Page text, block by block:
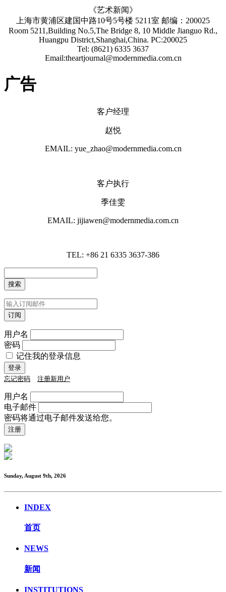
《艺术新闻》
上海市黄浦区建国中路10号5号楼 5211室 邮编：200025
Room 5211,Building No.5,The Bridge 8, 10 Middle Jianguo Rd.,
Huangpu District,Shanghai,China. PC:200025
Tel: (8621) 6335 3637
Email:theartjournal@modernmedia.com.cn
广告
客户经理
赵悦
EMAIL: yue_zhao@modernmedia.com.cn
客户执行
季佳雯
EMAIL: jijiawen@modernmedia.com.cn
TEL: +86 21 6335 3637-386
用户名
密码
记住我的登录信息
忘记密码 注册新用户
用户名
电子邮件
密码将通过电子邮件发送给您。
Sunday, August 9th, 2026
INDEX
首页
NEWS
新闻
INSTITUTIONS